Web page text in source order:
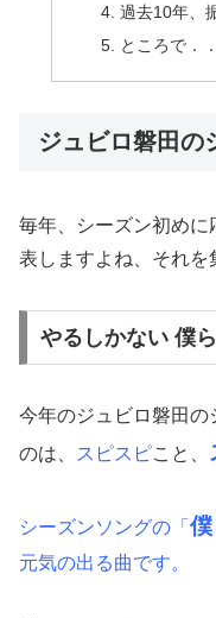
過去10年、
ところで．
ジュビロ磐田の
毎年、シーズン初め
表しますよね、それを
やるしかない 僕
今年のジュビロ磐田の
のは、
スピスピこと、
シーズンソングの「
元気の出る曲です。